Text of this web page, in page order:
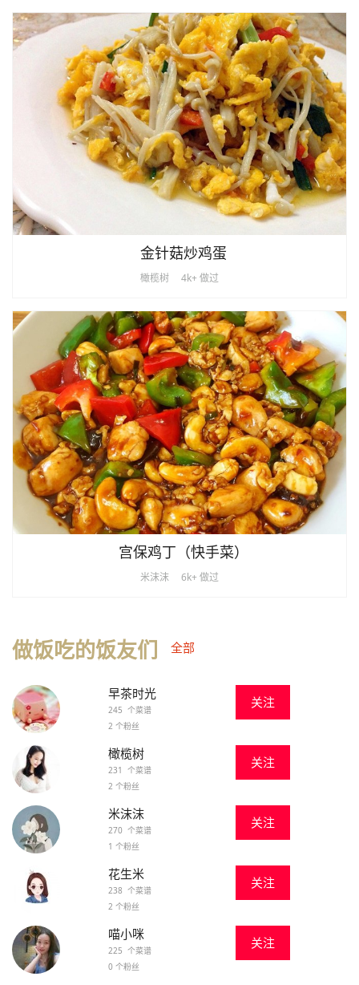
金针菇炒鸡蛋
橄榄树 4k+ 做过
宫保鸡丁（快手菜）
米沫沫 6k+ 做过
做饭吃的饭友们 全部
早茶时光
245 个菜谱
2 个粉丝
关注
橄榄树
231 个菜谱
2 个粉丝
关注
米沫沫
270 个菜谱
1 个粉丝
关注
花生米
238 个菜谱
2 个粉丝
关注
喵小咪
225 个菜谱
0 个粉丝
关注